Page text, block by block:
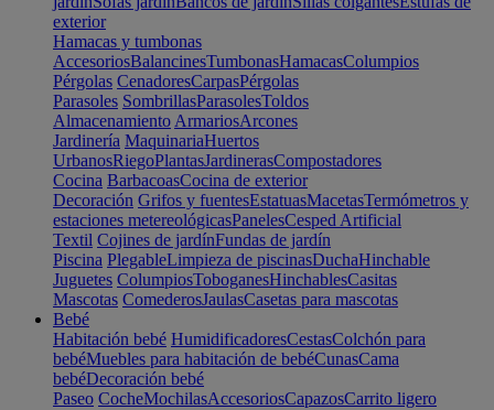
exterior
Hamacas y tumbonas
AccesoriosBalancinesTumbonasHamacasColumpios
Pérgolas CenadoresCarpasPérgolas
Parasoles SombrillasParasolesToldos
Almacenamiento ArmariosArcones
Jardinería MaquinariaHuertos
UrbanosRiegoPlantasJardinerasCompostadores
Cocina BarbacoasCocina de exterior
Decoración Grifos y fuentesEstatuasMacetasTermómetros y
estaciones metereológicasPanelesCesped Artificial
Textil Cojines de jardínFundas de jardín
Piscina PlegableLimpieza de piscinasDuchaHinchable
Juguetes ColumpiosToboganesHinchablesCasitas
Mascotas ComederosJaulasCasetas para mascotas
Bebé
Habitación bebé HumidificadoresCestasColchón para
bebéMuebles para habitación de bebéCunasCama
bebéDecoración bebé
Paseo CocheMochilasAccesoriosCapazosCarrito ligero